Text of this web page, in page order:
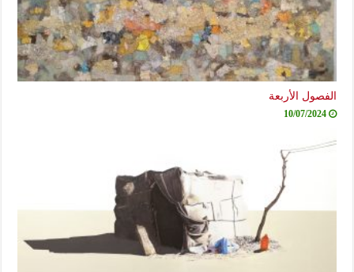
الفصول الأربعة
10/07/2024